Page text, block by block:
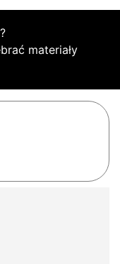
?
materiały